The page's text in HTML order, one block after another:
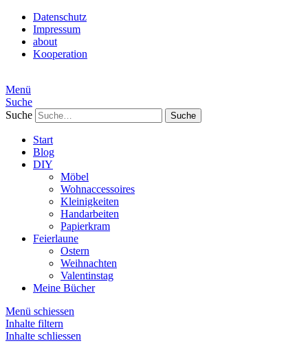
Datenschutz
Impressum
about
Kooperation
Menü
Suche
Suche
Start
Blog
DIY
Möbel
Wohnaccessoires
Kleinigkeiten
Handarbeiten
Papierkram
Feierlaune
Ostern
Weihnachten
Valentinstag
Meine Bücher
Menü schiessen
Inhalte filtern
Inhalte schliessen